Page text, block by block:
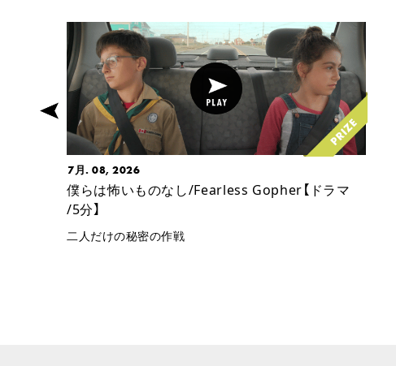
7月. 08, 2026
僕らは怖いものなし/Fearless Gopher【ドラマ
/5分】
二人だけの秘密の作戦